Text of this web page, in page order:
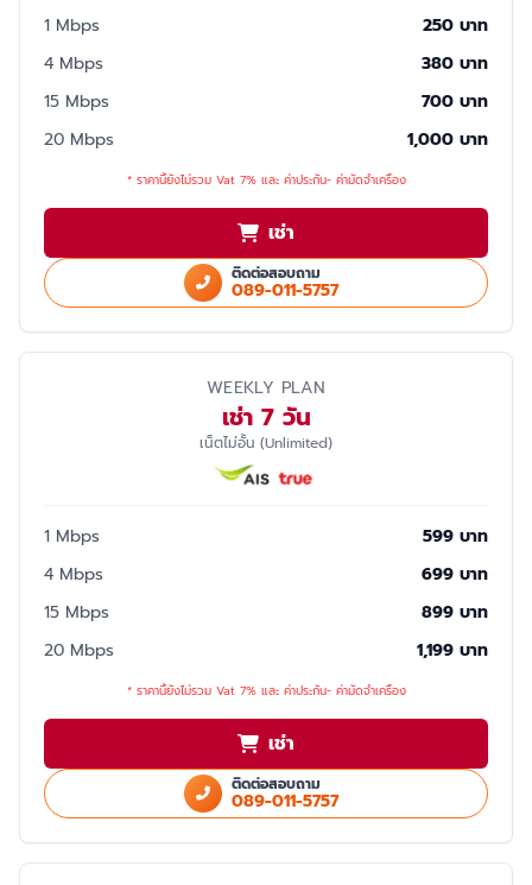
1 Mbps
250 บาท
4 Mbps
380 บาท
15 Mbps
700 บาท
20 Mbps
1,000 บาท
* ราคานี้ยังไม่รวม Vat 7% และ ค่าประกัน- ค่ามัดจำเครื่อง
เช่า
ติดต่อสอบถาม
089-011-5757
WEEKLY PLAN
เช่า 7 วัน
เน็ตไม่อั้น (Unlimited)
1 Mbps
599 บาท
4 Mbps
699 บาท
15 Mbps
899 บาท
20 Mbps
1,199 บาท
* ราคานี้ยังไม่รวม Vat 7% และ ค่าประกัน- ค่ามัดจำเครื่อง
เช่า
ติดต่อสอบถาม
089-011-5757